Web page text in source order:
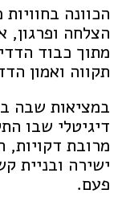
הכוונה בחוויות
הצלחה ופרגון,
מתוך כבוד
תקווה ואמון
במציאות שבה
דיגיטלי שבו
מרובת דקויות,
ישירה ובניית
פעם.